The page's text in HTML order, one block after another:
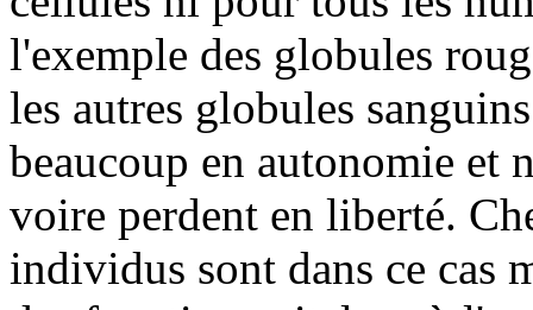
l'exemple des globules
les autres globules
beaucoup en autonomie et
voire perdent en liberté.
individus sont dans ce cas